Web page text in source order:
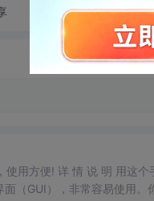
转发到动态
用方便! 详 情 说 明 用这
（GUI），非常容易使用。